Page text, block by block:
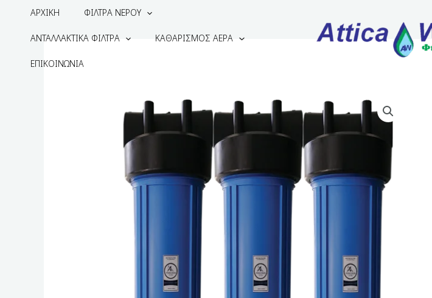
ΑΡΧΙΚΗ ΦΙΛΤΡΑ ΝΕΡΟΥ
ΑΝΤΑΛΛΑΚΤΙΚΑ ΦΙΛΤΡΑ ΚΑΘΑΡΙΣΜΟΣ ΑΕΡΑ
ΕΠΙΚΟΙΝΩΝΙΑ